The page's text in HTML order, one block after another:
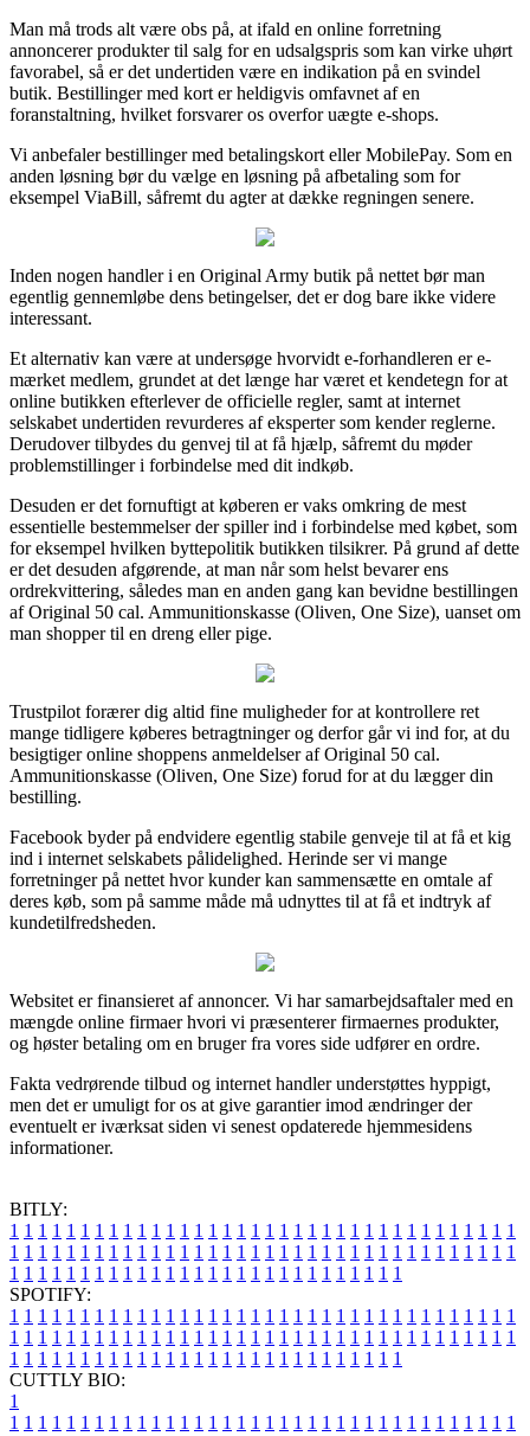
Man må trods alt være obs på, at ifald en online forretning
annoncerer produkter til salg for en udsalgspris som kan virke uhørt
favorabel, så er det undertiden være en indikation på en svindel
butik. Bestillinger med kort er heldigvis omfavnet af en
foranstaltning, hvilket forsvarer os overfor uægte e-shops.
Vi anbefaler bestillinger med betalingskort eller MobilePay. Som en
anden løsning bør du vælge en løsning på afbetaling som for
eksempel ViaBill, såfremt du agter at dække regningen senere.
Inden nogen handler i en Original Army butik på nettet bør man
egentlig gennemløbe dens betingelser, det er dog bare ikke videre
interessant.
Et alternativ kan være at undersøge hvorvidt e-forhandleren er e-
mærket medlem, grundet at det længe har været et kendetegn for at
online butikken efterlever de officielle regler, samt at internet
selskabet undertiden revurderes af eksperter som kender reglerne.
Derudover tilbydes du genvej til at få hjælp, såfremt du møder
problemstillinger i forbindelse med dit indkøb.
Desuden er det fornuftigt at køberen er vaks omkring de mest
essentielle bestemmelser der spiller ind i forbindelse med købet, som
for eksempel hvilken byttepolitik butikken tilsikrer. På grund af dette
er det desuden afgørende, at man når som helst bevarer ens
ordrekvittering, således man en anden gang kan bevidne bestillingen
af Original 50 cal. Ammunitionskasse (Oliven, One Size), uanset om
man shopper til en dreng eller pige.
Trustpilot forærer dig altid fine muligheder for at kontrollere ret
mange tidligere køberes betragtninger og derfor går vi ind for, at du
besigtiger online shoppens anmeldelser af Original 50 cal.
Ammunitionskasse (Oliven, One Size) forud for at du lægger din
bestilling.
Facebook byder på endvidere egentlig stabile genveje til at få et kig
ind i internet selskabets pålidelighed. Herinde ser vi mange
forretninger på nettet hvor kunder kan sammensætte en omtale af
deres køb, som på samme måde må udnyttes til at få et indtryk af
kundetilfredsheden.
Websitet er finansieret af annoncer. Vi har samarbejdsaftaler med en
mængde online firmaer hvori vi præsenterer firmaernes produkter,
og høster betaling om en bruger fra vores side udfører en ordre.
Fakta vedrørende tilbud og internet handler understøttes hyppigt,
men det er umuligt for os at give garantier imod ændringer der
eventuelt er iværksat siden vi senest opdaterede hjemmesidens
informationer.
BITLY:
1 1 1 1 1 1 1 1 1 1 1 1 1 1 1 1 1 1 1 1 1 1 1 1 1 1 1 1 1 1 1 1 1 1 1 1
1 1 1 1 1 1 1 1 1 1 1 1 1 1 1 1 1 1 1 1 1 1 1 1 1 1 1 1 1 1 1 1 1 1 1 1
1 1 1 1 1 1 1 1 1 1 1 1 1 1 1 1 1 1 1 1 1 1 1 1 1 1 1 1
SPOTIFY:
1 1 1 1 1 1 1 1 1 1 1 1 1 1 1 1 1 1 1 1 1 1 1 1 1 1 1 1 1 1 1 1 1 1 1 1
1 1 1 1 1 1 1 1 1 1 1 1 1 1 1 1 1 1 1 1 1 1 1 1 1 1 1 1 1 1 1 1 1 1 1 1
1 1 1 1 1 1 1 1 1 1 1 1 1 1 1 1 1 1 1 1 1 1 1 1 1 1 1 1
CUTTLY BIO:
1
1 1 1 1 1 1 1 1 1 1 1 1 1 1 1 1 1 1 1 1 1 1 1 1 1 1 1 1 1 1 1 1 1 1 1 1